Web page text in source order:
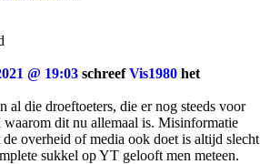
@ 19:03 schreefVis1980 het
al die droeftoeters, die er nog steeds voor
waarom dit nu allemaal is. Misinformatie
overheid of media ook doet is altijd slecht
sukkel op YT gelooft men meteen.